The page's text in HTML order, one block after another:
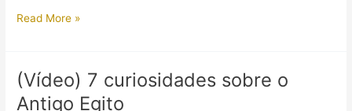
O
II
tirou
um
Read More »
(Vídeo) 7 curiosidades sobre o
Antigo Egito